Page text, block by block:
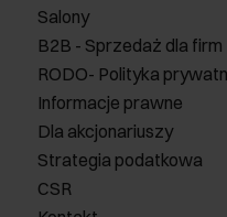
Salony
B2B - Sprzedaż dla firm
RODO- Polityka
Informacje prawne
Dla akcjonariuszy
Strategia podatkowa
CSR